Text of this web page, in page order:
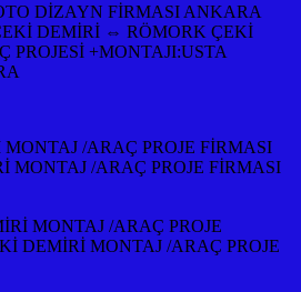
DİZAYN FİRMASI ANKARA
DEMİRİ ⇔ RÖMORK ÇEKİ
PROJESİ +MONTAJI:USTA
MONTAJ /ARAÇ PROJE FİRMASI
MONTAJ /ARAÇ PROJE FİRMASI
MONTAJ /ARAÇ PROJE
DEMİRİ MONTAJ /ARAÇ PROJE